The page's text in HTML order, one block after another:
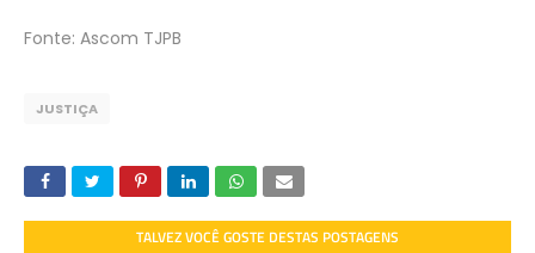
Fonte: Ascom TJPB
JUSTIÇA
TALVEZ VOCÊ GOSTE DESTAS POSTAGENS